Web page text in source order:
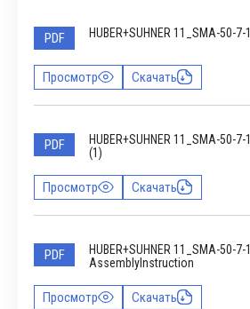
PDF HUBER+SUHNER 11_SMA-50-
Просмотр Скачать
PDF
HUBER+SUHNER 11_SMA-50-
(1)
Просмотр Скачать
PDF
HUBER+SUHNER 11_SMA-50-7-
AssemblyInstruction
Просмотр Скачать